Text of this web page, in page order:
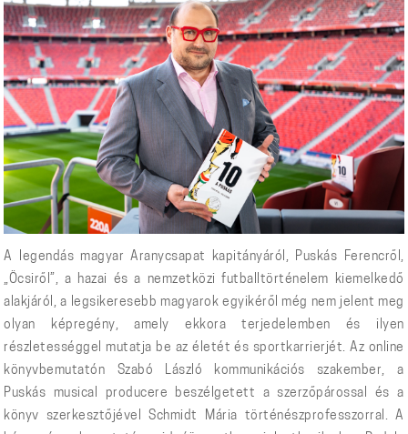
A legendás magyar Aranycsapat kapitányáról, Puskás Ferencről,
„Öcsiről”, a hazai és a nemzetközi futballtörténelem kiemelkedő
alakjáról, a legsikeresebb magyarok egyikéről még nem jelent meg
olyan képregény, amely ekkora terjedelemben és ilyen
részletességgel mutatja be az életét és sportkarrierjét. Az online
könyvbemutatón Szabó László kommunikációs szakember, a
Puskás musical producere beszélgetett a szerzőpárossal és a
könyv szerkesztőjével Schmidt Mária történészprofesszorral. A